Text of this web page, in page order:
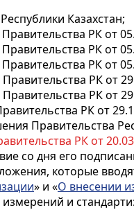
Казахстан;
Правительства РК от
Правительства РК от
Правительства РК от
Правительства РК от
Правительства РК от
РК от
Правительства
РК от
со дня его
которые
» и «О внесении
и